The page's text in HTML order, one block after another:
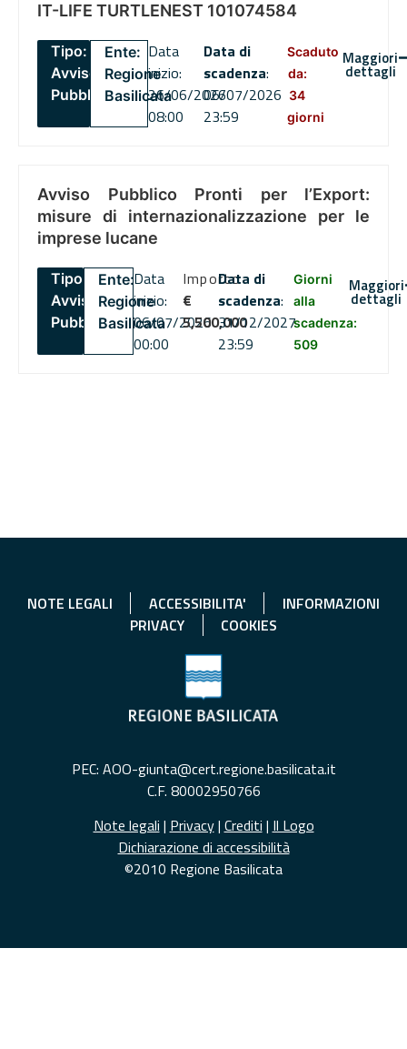
IT-LIFE TURTLENEST 101074584
Tipo:
Avviso
Pubblico
Ente:
Regione
Basilicata
Data
inizio:
26/06/2026
08:00
Data di
scadenza:
06/07/2026
23:59
Scaduto
da:
34
giorni
Maggiori
dettagli
Avviso Pubblico Pronti per l’Export:
misure di internazionalizzazione per le
imprese lucane
Tipo:
Avviso
Pubblico
Ente:
Regione
Basilicata
Data
inizio:
06/07/2026
00:00
Importo
€
5,500,000
Data di
scadenza:
31/12/2027
23:59
Giorni
alla
scadenza:
509
Maggiori
dettagli
NOTE LEGALI ACCESSIBILITA'
INFORMAZIONI
PRIVACY
COOKIES
PEC: AOO-giunta@cert.regione.basilicata.it
C.F. 80002950766
Note legali | Privacy| Crediti | Il Logo
Dichiarazione di accessibilità
©2010 Regione Basilicata